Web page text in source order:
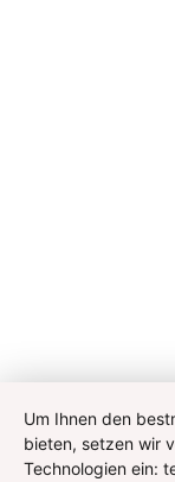
Um Ihnen den
bieten, setzen wir
Technologien ein: